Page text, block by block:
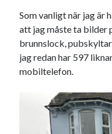
Som vanligt när jag
att jag måste ta bilder
brunnslock,
jag redan har 597
mobiltelefon.